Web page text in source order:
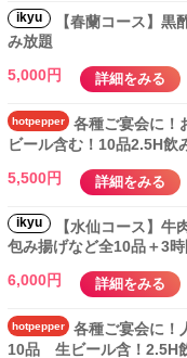
ikyu
【春蘭コース】
み放題
5,000円
詳細をみる
hotpepper
各種ご宴会に
ビール含む！10品2.5H飲
5,500円
詳細をみる
ikyu
【水仙コース】
包み揚げなど全10品＋3
6,000円
詳細をみる
hotpepper
各種ご宴会に！
10品 生ビール含！2.5H